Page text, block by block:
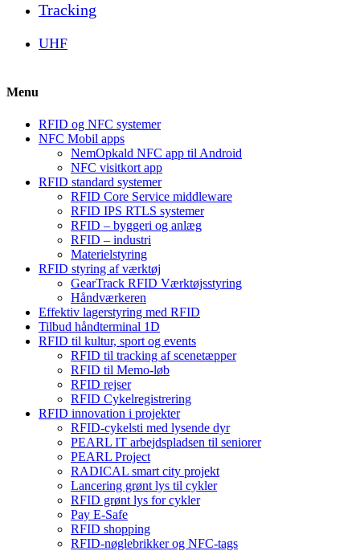
Tracking
UHF
Menu
RFID og NFC systemer
NFC Mobil apps
NemOpkald NFC app til Android
NFC visitkort app
RFID standard systemer
RFID Core Service middleware
RFID IPS RTLS systemer
RFID – byggeri og anlæg
RFID – industri
Materielstyring
RFID styring af værktøj
GearTrack RFID Værktøjsstyring
Håndværkeren
Effektiv lagerstyring med RFID
Tilbud håndterminal 1D
RFID til kultur, sport og events
RFID til tracking af scenetæpper
RFID til Memo-løb
RFID rejser
RFID Cykelregistrering
RFID innovation i projekter
RFID-cykelsti med lysende dyr
PEARL IT arbejdspladsen til seniorer
PEARL Project
RADICAL smart city projekt
Lancering grønt lys til cykler
RFID grønt lys for cykler
Pay E-Safe
RFID shopping
RFID-nøglebrikker og NFC-tags